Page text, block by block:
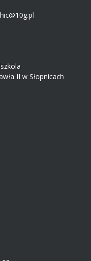
II w Słopnicach